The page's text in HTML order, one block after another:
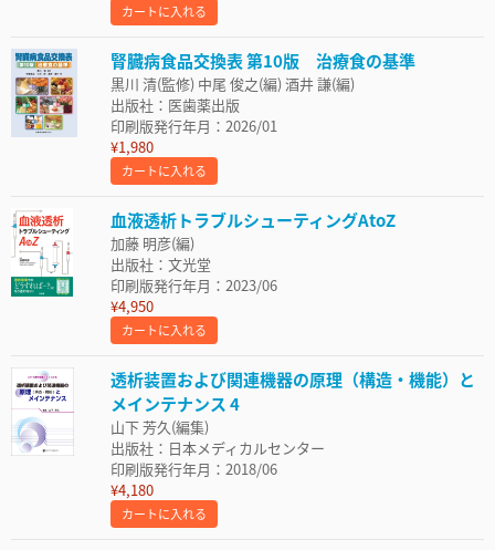
カートに入れる
腎臓病食品交換表 第10版 治療食の基準
黒川 清(監修) 中尾 俊之(編) 酒井 謙(編)
出版社：医歯薬出版
印刷版発行年月：2026/01
¥1,980
カートに入れる
血液透析トラブルシューティングAtoZ
加藤 明彦(編)
出版社：文光堂
印刷版発行年月：2023/06
¥4,950
カートに入れる
透析装置および関連機器の原理（構造・機能）と
メインテナンス 4
山下 芳久(編集)
出版社：日本メディカルセンター
印刷版発行年月：2018/06
¥4,180
カートに入れる